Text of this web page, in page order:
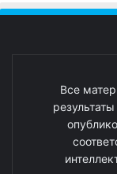
Все